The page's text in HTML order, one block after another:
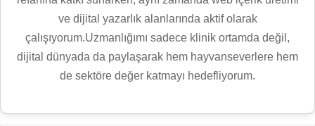
ve dijital yazarlık alanlarında aktif olarak
çalışıyorum.Uzmanlığımı sadece klinik ortamda değil,
dijital dünyada da paylaşarak hem hayvanseverlere hem
de sektöre değer katmayı hedefliyorum.